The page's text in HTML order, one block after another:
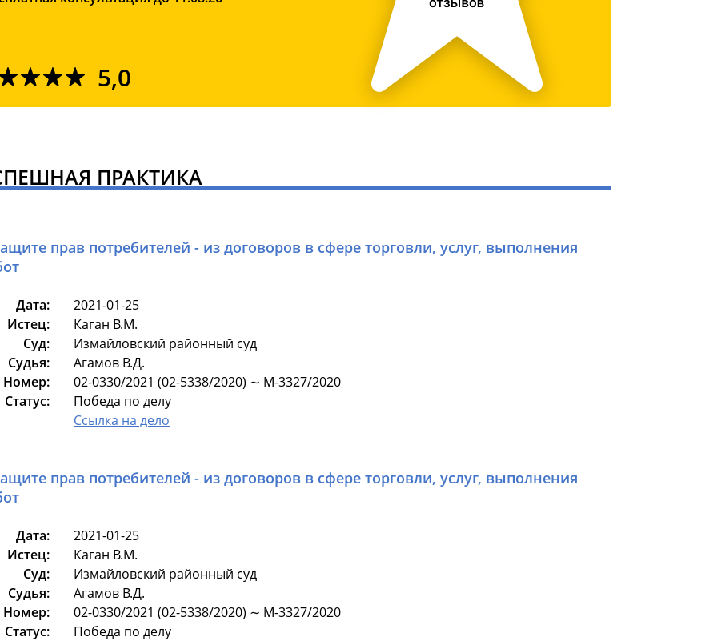
5,0
ПРАКТИКА
прав потребителей - из договоров в сфере торговли, услуг, выполнения
Дата:
2021-01-25
Истец:
Каган В.М.
Суд:
Измайловский районный суд
Судья:
Агамов В.Д.
Номер:
02-0330/2021 (02-5338/2020) ∼ М-3327/2020
Статус:
Победа по делу
Ссылка на дело
прав потребителей - из договоров в сфере торговли, услуг, выполнения
Дата:
2021-01-25
Истец:
Каган В.М.
Суд:
Измайловский районный суд
Судья:
Агамов В.Д.
Номер:
02-0330/2021 (02-5338/2020) ∼ М-3327/2020
Статус:
Победа по делу